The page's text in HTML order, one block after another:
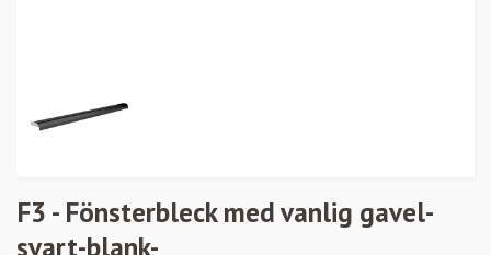
F3 - Fönsterbleck med vanlig gavel-
svart-blank-